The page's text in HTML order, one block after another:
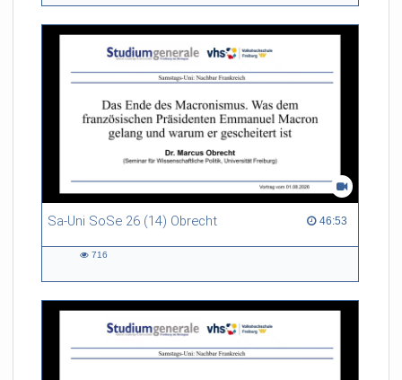
Sa-Uni SoSe 26 (14) Obrecht 46:53
46:53 duration
716